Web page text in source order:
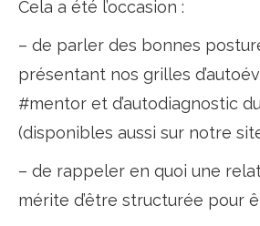
Cela a été l’occasion :
– de parler des bonnes
présentant nos grilles
#mentor et d’autodiagnostic
(disponibles aussi sur notre
– de rappeler en quoi une
mérite d’être structurée pour